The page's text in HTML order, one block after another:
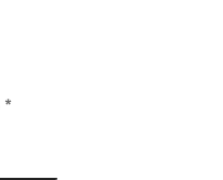
*Requerido